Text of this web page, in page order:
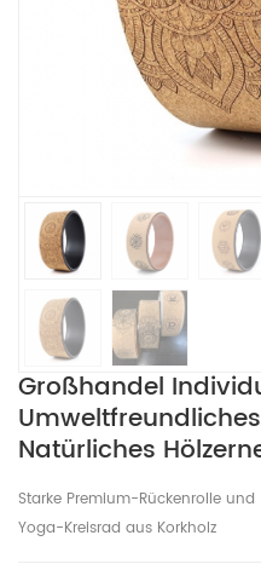
Großhandel
Natürliches
Starke Premium-Rückenrolle
Yoga-Kreisrad aus Korkholz